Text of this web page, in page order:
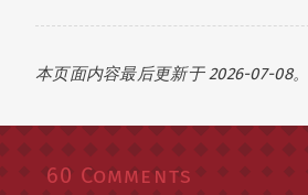
本页面内容最后更新于 2026-07-08。
60 Comments